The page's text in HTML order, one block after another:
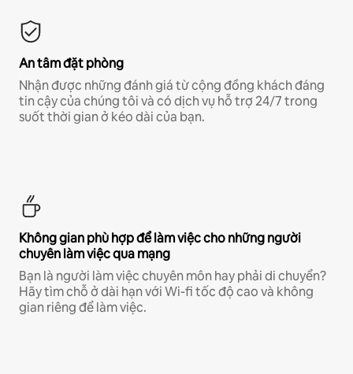
An tâm đặt phòng
Nhận được những đánh giá từ cộng đồng khách đáng
tin cậy của chúng tôi và có dịch vụ hỗ trợ 24/7 trong
suốt thời gian ở kéo dài của bạn.
Không gian phù hợp để làm việc cho những người
chuyên làm việc qua mạng
Bạn là người làm việc chuyên môn hay phải di chuyển?
Hãy tìm chỗ ở dài hạn với Wi-fi tốc độ cao và không
gian riêng để làm việc.